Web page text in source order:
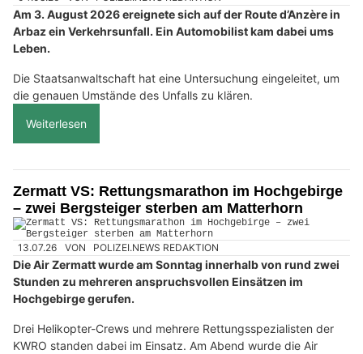
Am 3. August 2026 ereignete sich auf der Route d’Anzère in
Arbaz ein Verkehrsunfall. Ein Automobilist kam dabei ums
Leben.
Die Staatsanwaltschaft hat eine Untersuchung eingeleitet, um
die genauen Umstände des Unfalls zu klären.
Weiterlesen
Zermatt VS: Rettungsmarathon im Hochgebirge
– zwei Bergsteiger sterben am Matterhorn
13.07.26 VON POLIZEI.NEWS REDAKTION
Die Air Zermatt wurde am Sonntag innerhalb von rund zwei
Stunden zu mehreren anspruchsvollen Einsätzen im
Hochgebirge gerufen.
Drei Helikopter-Crews und mehrere Rettungsspezialisten der
KWRO standen dabei im Einsatz. Am Abend wurde die Air